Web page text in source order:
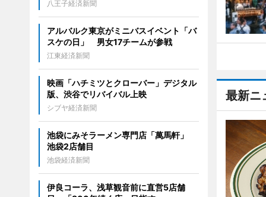
最新ニ
八王子経済新聞
アルバルク東京がミニバスイベント「バ
スケの日」 男女17チームが参戦
江東経済新聞
映画「ハチミツとクローバー」デジタル
版、渋谷でリバイバル上映
シブヤ経済新聞
池袋にみそラーメン専門店「萬馬軒」
池袋2店舗目
池袋経済新聞
伊良コーラ、浅草観音前に直営5店舗